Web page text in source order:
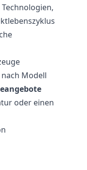
Modell
oder einen